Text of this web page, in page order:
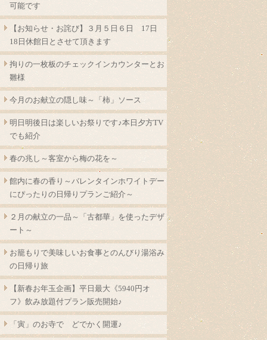
可能です
【お知らせ・お詫び】３月５日６日 17日
18日休館日とさせて頂きます
拘りの一枚板のチェックインカウンターとお
雛様
今月のお献立の隠し味～「柿」ソース
明日明後日は楽しいお祭りです♪本日夕方TV
でも紹介
春の兆し～客室から梅の花を～
館内に春の香り～バレンタインホワイトデー
にぴったりの日帰りプランご紹介～
２月の献立の一品～「古都華」を使ったデザ
ート～
お籠もりで美味しいお食事とのんびり湯浴み
の日帰り旅
【新春お年玉企画】平日最大《5940円オ
フ》飲み放題付プラン販売開始♪
「寅」のお寺で どでかく開運♪